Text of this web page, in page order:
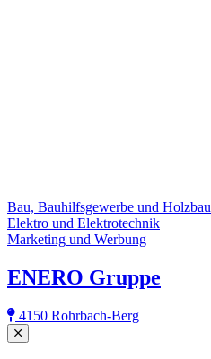
Bau, Bauhilfsgewerbe und Holzbau
Elektro und Elektrotechnik
Marketing und Werbung
ENERO Gruppe
4150 Rohrbach-Berg
Close